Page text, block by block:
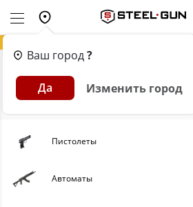
Ваш город?
Да Изменить город
Главная Каталог
Всё для страйкбола от AY
Пистолеты
Автоматы